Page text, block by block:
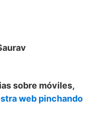
sobre móviles,
web pinchando